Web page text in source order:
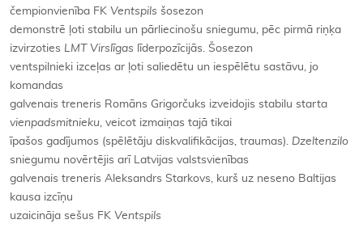
čempionvienība FK Ventspils šosezon
demonstrē ļoti stabilu un pārliecinošu sniegumu, pēc pirmā riņķa
izvirzoties LMT Virslīgas līderpozīcijās. Šosezon
ventspilnieki izceļas ar ļoti saliedētu un iespēlētu sastāvu, jo
komandas
galvenais treneris Romāns Grigorčuks izveidojis stabilu starta
vienpadsmitnieku, veicot izmaiņas tajā tikai
īpašos gadījumos (spēlētāju diskvalifikācijas, traumas). Dzeltenzilo
sniegumu novērtējis arī Latvijas valstsvienības
galvenais treneris Aleksandrs Starkovs, kurš uz neseno Baltijas
kausa izcīņu
uzaicināja sešus FK Ventspils